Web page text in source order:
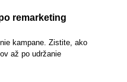
remarketing
kampane. Zistite, ako
až po udržanie